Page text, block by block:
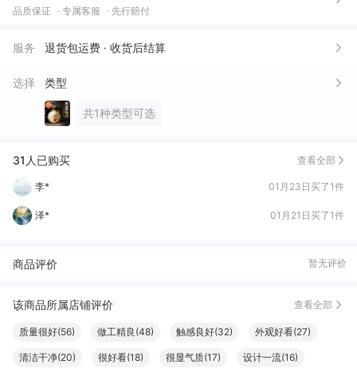
品质保证 专属客服 先行赔付
服务 退货包运费 · 收货后结算
选择 类型
共1种类型可选
31人已购买 查看全部
1***5 04月16日买了1件
李*
泽* 01月21日买了1件
郑*允 01月17日买了1件
苏***祯 01月15日买了1件
商品评价 暂无评价
该商品所属店铺评价 查看全部
质量很好(56) 做工精良(48) 触感良好(32) 外观好看(27)
清洁干净(20) 很好看(18) 很显气质(17) 设计一流(16)